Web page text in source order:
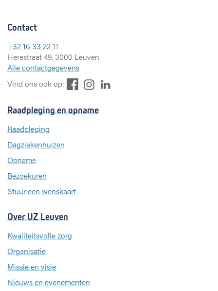
Contact
+32 16 33 22 11
Herestraat 49, 3000 Leuven
Alle contactgegevens
Vind ons ook op:
e
t
Raadpleging en opname
Raadpleging
Dagziekenhuizen
Opname
Bezoekuren
Stuur een wenskaart
Over UZ Leuven
Kwaliteitsvolle zorg
Organisatie
Missie en visie
Nieuws en evenementen